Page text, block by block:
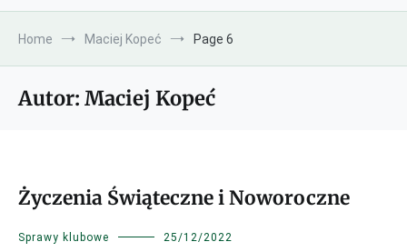
Home Maciej Kopeć Page 6
Autor: Maciej Kopeć
Życzenia Świąteczne i Noworoczne
Sprawy klubowe 25/12/2022